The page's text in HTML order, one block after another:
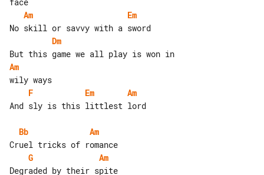
Am
Em
Dm
Am
F
Em
Am
And sly is this littlest lord
Bb
Am
G
Am